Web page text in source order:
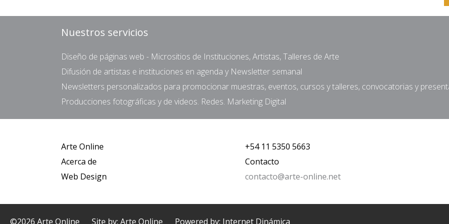
Nuestros servicios
Diseño de páginas web - Micrositios de Instituciones, Artistas, Talleres de Arte
Difusión de artistas e instituciones en agenda y Newsletter semanal
Newsletters personalizados para promocionar muestras, eventos, cursos y talleres, convocatorias y
Producciones fotográficas y de videos. Redes. Marketing Digital
Arte Online
Acerca de
Web Design
+54 11 5350 5663
Contacto
contacto@arte-online.net
©2026 Arte Online Site by: Arte Online Powered by: Internet Dinámica